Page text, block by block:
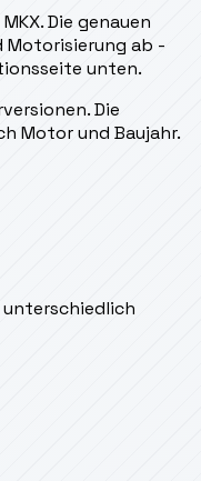
Die genauen
Motorisierung ab -
unten.
Die
Motor und Baujahr.